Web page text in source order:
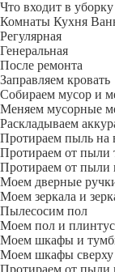
Что входит в уборку
Регу­лярная
Гене­ральная
После ремонта
Заправляем кровать
Собираем мусор и
Меняем мусорные
Раскладываем
Протираем пыль на
Протираем от пыли
Протираем от пыли
Моем дверные
Моем зеркала и
Пылесосим пол
Моем пол и
Моем шкафы и
Моем шкафы сверху
Протираем от пыли